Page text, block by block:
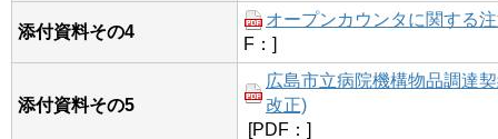
添付資料その4
オープンカウンタに関する
F：]
添付資料その5
広島市立病院機構物品調達
改正)
[PDF：]